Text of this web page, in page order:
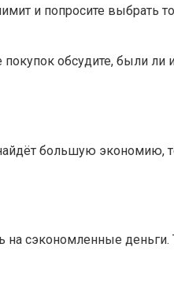
и попросите выбрать
обсудите, были ли
большую экономию,
сэкономленные деньги.